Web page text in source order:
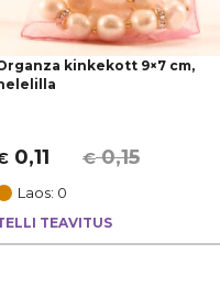
kinkekott 9×7 cm,
helelilla
€0,15
0,15.
0,11
0,11.
Laos: 0
TEAVITUS